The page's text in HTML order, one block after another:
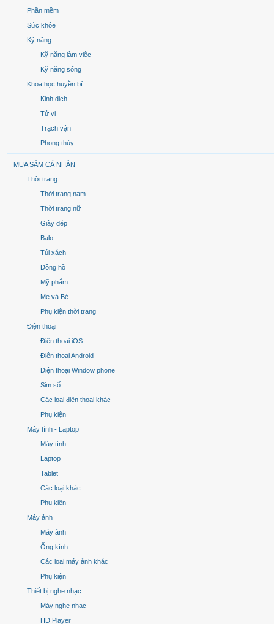
Phần mềm
Sức khỏe
Kỹ năng
Kỹ năng làm việc
Kỹ năng sống
Khoa học huyền bí
Kinh dịch
Tử vi
Trạch vận
Phong thủy
MUA SẮM CÁ NHÂN
Thời trang
Thời trang nam
Thời trang nữ
Giày dép
Balo
Túi xách
Đồng hồ
Mỹ phẩm
Mẹ và Bé
Phụ kiện thời trang
Điện thoại
Điện thoại iOS
Điện thoại Android
Điện thoại Window phone
Sim số
Các loại điện thoại khác
Phụ kiện
Máy tính - Laptop
Máy tính
Laptop
Tablet
Các loại khác
Phụ kiện
Máy ảnh
Máy ảnh
Ống kính
Các loại máy ảnh khác
Phụ kiện
Thiết bị nghe nhạc
Máy nghe nhạc
HD Player